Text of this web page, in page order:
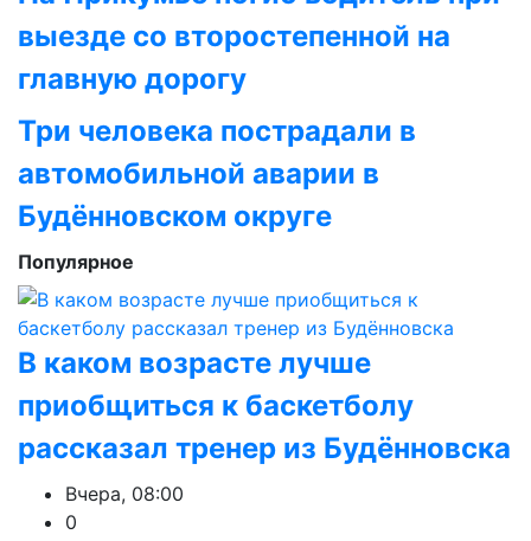
выезде со второстепенной на
главную дорогу
Три человека пострадали в
автомобильной аварии в
Будённовском округе
Популярное
В каком возрасте лучше
приобщиться к баскетболу
рассказал тренер из Будённовска
Вчера, 08:00
0